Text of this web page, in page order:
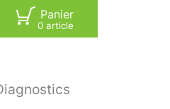
Panier
0 article